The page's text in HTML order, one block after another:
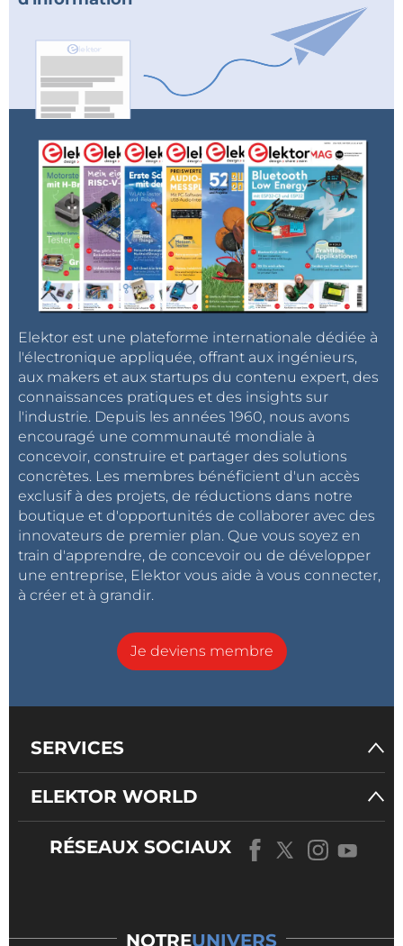
Elektor est une plateforme internationale dédiée à
l'électronique appliquée, offrant aux ingénieurs,
aux makers et aux startups du contenu expert, des
connaissances pratiques et des insights sur
l'industrie. Depuis les années 1960, nous avons
encouragé une communauté mondiale à
concevoir, construire et partager des solutions
concrètes. Les membres bénéficient d'un accès
exclusif à des projets, de réductions dans notre
boutique et d'opportunités de collaborer avec des
innovateurs de premier plan. Que vous soyez en
train d'apprendre, de concevoir ou de développer
une entreprise, Elektor vous aide à vous connecter,
à créer et à grandir.
Je deviens membre
SERVICES
ELEKTOR WORLD
RÉSEAUX SOCIAUX
NOTREUNIVERS